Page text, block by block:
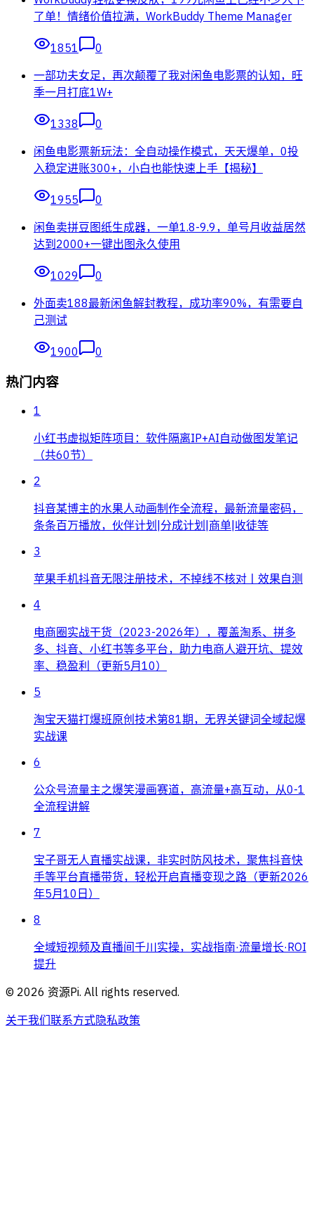
了单！情绪价值拉满，WorkBuddy Theme Manager
1851
0
一部功夫女足，再次颠覆了我对闲鱼电影票的认知，旺
季一月打底1W+
1338
0
闲鱼电影票新玩法：全自动操作模式，天天爆单，0投
入稳定进账300+，小白也能快速上手【揭秘】
1955
0
闲鱼卖拼豆图纸生成器，一单1.8-9.9，单号月收益居然
达到2000+一键出图永久使用
1029
0
外面卖188最新闲鱼解封教程，成功率90%，有需要自
己测试
1900 0
热门内容
1
小红书虚拟矩阵项目：软件隔离IP+AI自动做图发笔记
（共60节）
2
抖音某博主的水果人动画制作全流程，最新流量密码，
条条百万播放，伙伴计划|分成计划|商单|收徒等
3
苹果手机抖音无限注册技术，不掉线不核对丨效果自测
4
电商圈实战干货（2023-2026年），覆盖淘系、拼多
多、抖音、小红书等多平台，助力电商人避开坑、提效
率、稳盈利（更新5月10）
5
淘宝天猫打爆班原创技术第81期，无界关键词全域起爆
实战课
6
公众号流量主之爆笑漫画赛道，高流量+高互动，从0-1
全流程讲解
7
宝子哥无人直播实战课，非实时防风技术，聚焦抖音快
手等平台直播带货，轻松开启直播变现之路（更新2026
年5月10日）
8
全域短视频及直播间千川实操，实战指南·流量增长·ROI
提升
© 2026 资源Pi. All rights reserved.
关于我们联系方式隐私政策